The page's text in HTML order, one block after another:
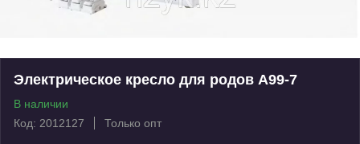
Электрическое кресло для родов A99-7
В наличии
Код: 2012127
Только опт